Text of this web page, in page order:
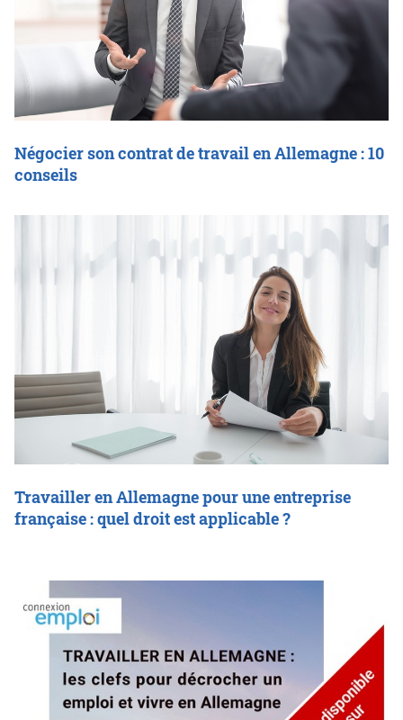
Négocier son contrat de travail en Allemagne : 10
conseils
Travailler en Allemagne pour une entreprise
française : quel droit est applicable ?